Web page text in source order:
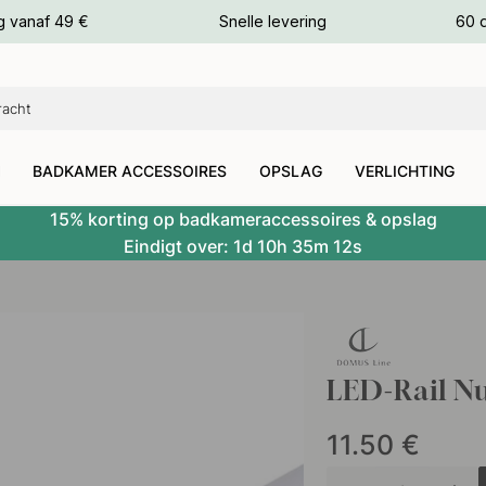
vanaf 49 € Snelle levering 60
BADKAMER ACCESSOIRES OPSLAG VERLICHTING
15% korting op badkameraccessoires & opslag
Eindigt over: 1d 10h 35m 11s
LED-Rail
11.50 €